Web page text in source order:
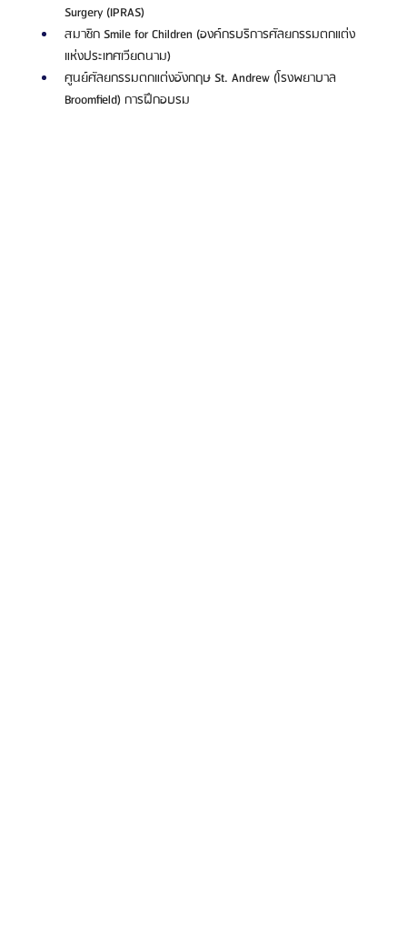
Surgery (IPRAS)
สมาชิก Smile for Children (องค์กรบริการศัลยกรรมตกแต่ง
แห่งประเทศเวียดนาม)
ศูนย์ศัลยกรรมตกแต่งอังกฤษ St. Andrew (โรงพยาบาล
Broomfield) การฝึกอบรม